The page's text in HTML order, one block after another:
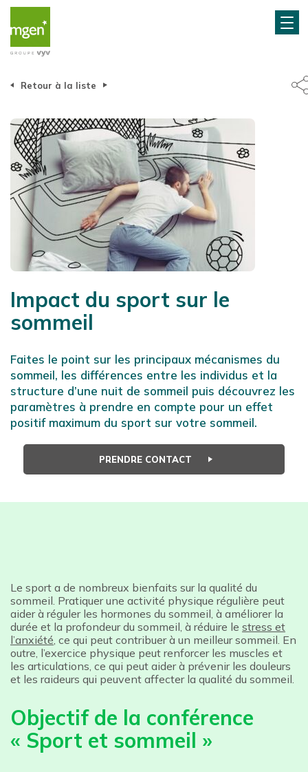
Retour à la liste
Impact du sport sur le
sommeil
Faites le point sur les principaux mécanismes du
sommeil, les différences entre les individus et la
structure d’une nuit de sommeil puis découvrez les
paramètres à prendre en compte pour un effet
positif maximum du sport sur votre sommeil.
PRENDRE CONTACT
Le sport a de nombreux bienfaits sur la qualité du
sommeil. Pratiquer une activité physique régulière peut
aider à réguler les hormones du sommeil, à améliorer la
durée et la profondeur du sommeil, à réduire le stress et
l’anxiété , ce qui peut contribuer à un meilleur sommeil. En
outre, l’exercice physique peut renforcer les muscles et
les articulations, ce qui peut aider à prévenir les douleurs
et les raideurs qui peuvent affecter la qualité du sommeil.
Objectif de la conférence
« Sport et sommeil »